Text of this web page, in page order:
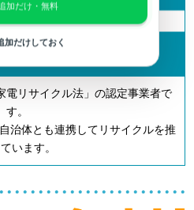
電リサイクル法」の認定事業者で
す。
治体とも連携してリサイクルを推
います。
加だけ・無料
加だけしておく